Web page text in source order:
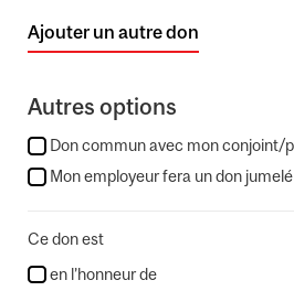
Ajouter un autre don
Autres options
Don commun avec mon conjoint/
Mon employeur fera un don jumelé
Ce don est
en l’honneur de